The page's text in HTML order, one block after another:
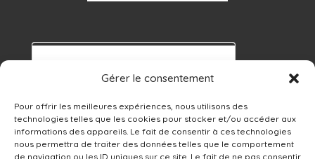
Gérer le consentement
Pour offrir les meilleures expériences, nous utilisons des
technologies telles que les cookies pour stocker et/ou accéder aux
informations des appareils. Le fait de consentir à ces technologies
nous permettra de traiter des données telles que le comportement
de navigation ou les ID uniques sur ce site. Le fait de ne pas consentir